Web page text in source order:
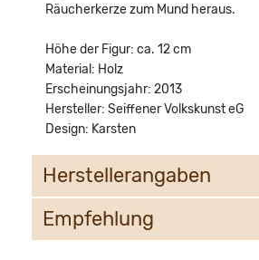
Räucherkerze zum Mund heraus.
Höhe der Figur: ca. 12 cm
Material: Holz
Erscheinungsjahr: 2013
Hersteller: Seiffener Volkskunst eG
Design: Karsten
Herstellerangaben
Seiffener Volkskunst eG
Empfehlung